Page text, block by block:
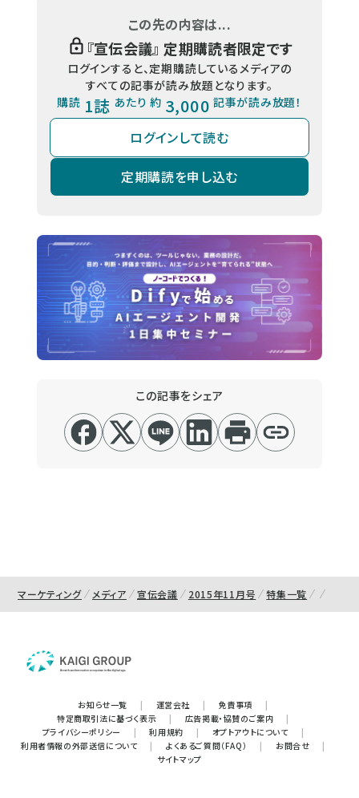
この先の内容は...
『宣伝会議』 定期購読者限定です
ログインすると、定期購読しているメディアの
すべての記事が読み放題となります。
購読 1誌 あたり 約 3,000 記事が読み放題！
ログインして読む
定期購読を申し込む
この記事をシェア
マーケティング メディア 宣伝会議 2015年11月号 特集一覧
お知らせ一覧 | 運営会社 | 免責事項
|
特定商取引法に基づく表示
| 広告掲載・協賛のご案内
|
プライバシーポリシー
| 利用規約 | オプトアウトについて
|
利用者情報の外部送信について
| よくあるご質問（FAQ） | お問合せ
|
サイトマップ